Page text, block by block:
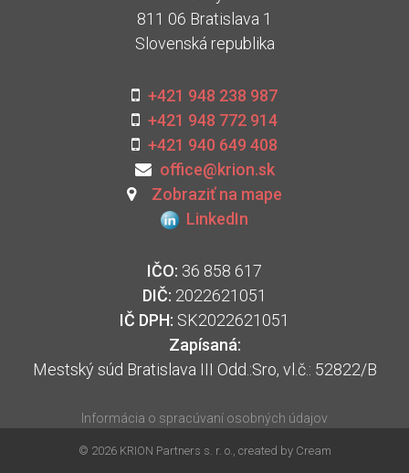
811 06 Bratislava 1
Slovenská republika
+421 948 238 987
+421 948 772 914
+421 940 649 408
office@krion.sk
Zobraziť na mape
LinkedIn
IČO: 36 858 617
DIČ: 2022621051
IČ DPH: SK2022621051
Zapísaná:
Mestský súd Bratislava III Odd.:Sro, vl.č.: 52822/B
Informácia o spracúvaní osobných údajov
© 2026 KRION Partners s. r. o., created by Cream